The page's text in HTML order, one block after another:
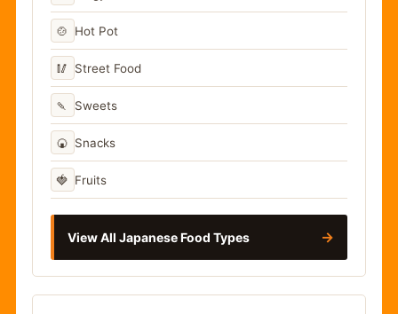
🍲 Hot Pot
🥢 Street Food
🍡 Sweets
🍘 Snacks
🍓 Fruits
View All Japanese Food Types →